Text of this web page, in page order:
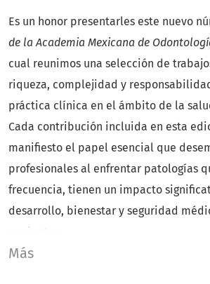
Es un honor presentarles este nuevo
de la Academia Mexicana de
cual reunimos una selección de
riqueza, complejidad y
práctica clínica en el ámbito de la
Cada contribución incluida en esta
manifiesto el papel esencial que
profesionales al enfrentar patologías
frecuencia, tienen un impacto
desarrollo, bienestar y seguridad
pacientes.
Más